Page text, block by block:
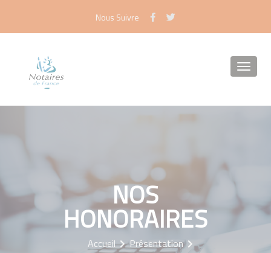
Nous Suivre
NOS
HONORAIRES
Accueil
Présentation